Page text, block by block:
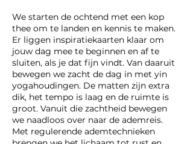
We starten de ochtend met een kop
thee om te landen en kennis te maken.
Er liggen inspiratiekaarten klaar om
jouw dag mee te beginnen en af te
sluiten, als je dat fijn vindt. Van daaruit
bewegen we zacht de dag in met yin
yogahoudingen. De matten zijn extra
dik, het tempo is laag en de ruimte is
groot. Vanuit die zachtheid bewegen
we naadloos over naar de ademreis.
Met regulerende ademtechnieken